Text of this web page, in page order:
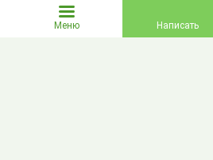
Меню Написать